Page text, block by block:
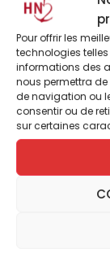
Pour offrir les
technologies
informations des
nous permettra
de navigation ou
consentir ou de
sur certaines
il s’agit de
car : «Une
consacre
dans les
Lexique du
est mené
Faye, des
Marmin,
Jean-Yves
ne variera
Pour
et